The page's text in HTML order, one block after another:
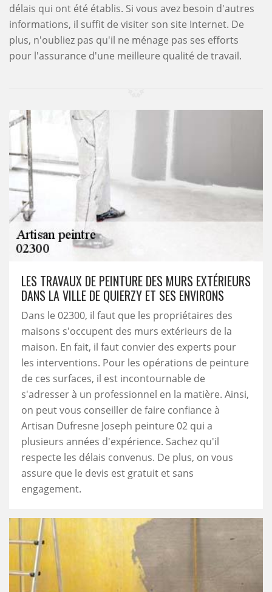
délais qui ont été établis. Si vous avez besoin d'autres
informations, il suffit de visiter son site Internet. De
plus, n'oubliez pas qu'il ne ménage pas ses efforts
pour l'assurance d'une meilleure qualité de travail.
LES TRAVAUX DE PEINTURE DES MURS EXTÉRIEURS
DANS LA VILLE DE QUIERZY ET SES ENVIRONS
Dans le 02300, il faut que les propriétaires des
maisons s'occupent des murs extérieurs de la
maison. En fait, il faut convier des experts pour
les interventions. Pour les opérations de peinture
de ces surfaces, il est incontournable de
s'adresser à un professionnel en la matière. Ainsi,
on peut vous conseiller de faire confiance à
Artisan Dufresne Joseph peinture 02 qui a
plusieurs années d'expérience. Sachez qu'il
respecte les délais convenus. De plus, on vous
assure que le devis est gratuit et sans
engagement.